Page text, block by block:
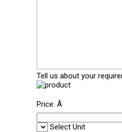
Tell us about your
Price: Â
Select Unit